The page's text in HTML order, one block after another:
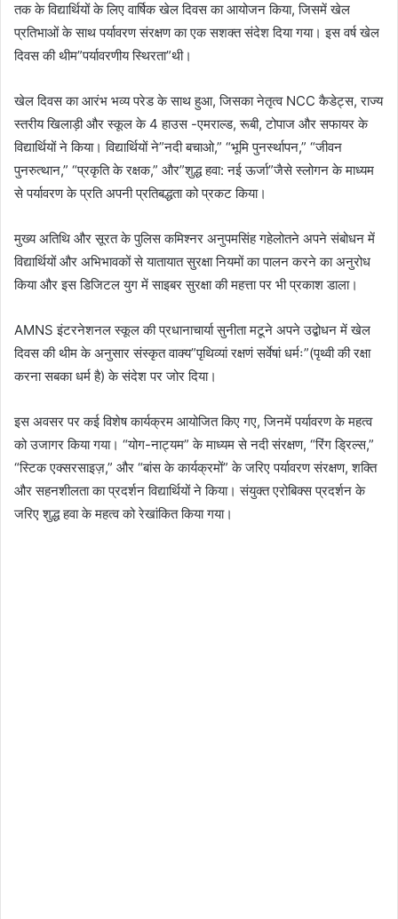
a
n
e
a
i
l
तक के विद्यार्थियों के लिए वार्षिक खेल दिवस का आयोजन किया, जिसमें खेल
प्रतिभाओं के साथ पर्यावरण संरक्षण का एक सशक्त संदेश दिया गया। इस वर्ष खेल
दिवस की थीम”पर्यावरणीय स्थिरता”थी।
खेल दिवस का आरंभ भव्य परेड के साथ हुआ, जिसका नेतृत्व NCC कैडेट्स, राज्य
स्तरीय खिलाड़ी और स्कूल के 4 हाउस -एमराल्ड, रूबी, टोपाज और सफायर के
विद्यार्थियों ने किया। विद्यार्थियों ने”नदी बचाओ,” “भूमि पुनर्स्थापन,” “जीवन
पुनरुत्थान,” “प्रकृति के रक्षक,” और”शुद्ध हवा: नई ऊर्जा”जैसे स्लोगन के माध्यम
से पर्यावरण के प्रति अपनी प्रतिबद्धता को प्रकट किया।
मुख्य अतिथि और सूरत के पुलिस कमिश्नर अनुपमसिंह गहेलोतने अपने संबोधन में
विद्यार्थियों और अभिभावकों से यातायात सुरक्षा नियमों का पालन करने का अनुरोध
किया और इस डिजिटल युग में साइबर सुरक्षा की महत्ता पर भी प्रकाश डाला।
AMNS इंटरनेशनल स्कूल की प्रधानाचार्या सुनीता मटूने अपने उद्बोधन में खेल
दिवस की थीम के अनुसार संस्कृत वाक्य”पृथिव्यां रक्षणं सर्वेषां धर्मः”(पृथ्वी की रक्षा
करना सबका धर्म है) के संदेश पर जोर दिया।
इस अवसर पर कई विशेष कार्यक्रम आयोजित किए गए, जिनमें पर्यावरण के महत्व
को उजागर किया गया। “योग-नाट्यम” के माध्यम से नदी संरक्षण, “रिंग ड्रिल्स,”
“स्टिक एक्सरसाइज़,” और “बांस के कार्यक्रमों” के जरिए पर्यावरण संरक्षण, शक्ति
और सहनशीलता का प्रदर्शन विद्यार्थियों ने किया। संयुक्त एरोबिक्स प्रदर्शन के
जरिए शुद्ध हवा के महत्व को रेखांकित किया गया।